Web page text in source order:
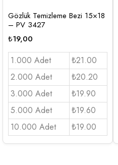
Gözlük Temizleme Bezi 15×18
– PV 3427
₺19,00
1.000 Adet
₺21.00
2.000 Adet
₺20.20
3.000 Adet
₺19.90
5.000 Adet
₺19.60
10.000 Adet
₺19.00